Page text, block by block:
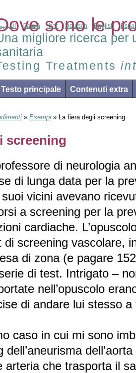
sono le
migliore ricerca per
Treatments
العربية Català 中文 Deutsch English
Testo principale Contenuti extra
» Esempi » La fiera degli screening
screening
di neurologia
di lunga data per la
vicini avevano
a screening per la
cardiache.
di screening vascolare,
di zona (e pagare
di test. Intrigato –
nell’opuscolo
di andare lui stesso a
caso in cui mi sono
dell’aneurisma
arteria che trasporta il